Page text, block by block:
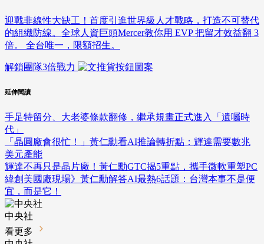
迎戰非線性大缺工！首度引進世界級人才戰略，打造不可替代
的組織防線。全球人資巨頭Mercer教你用 EVP 把留才效益翻 3
倍。 全台唯一，限額招生。
解鎖團隊3倍戰力
延伸閱讀
手足特留分、大老婆條款翻修，繼承規畫正式進入「遺囑時
代」
「晶圓廠會很忙！」黃仁勳看AI推論轉折點：輝達需要數兆
美元產能
輝達不再只是晶片廠！黃仁勳GTC揭5重點，攜手微軟重塑PC
緯創美國廠現場》黃仁勳解答AI最熱6話題：台灣本事不是便
宜，而是它！
中央社
看更多